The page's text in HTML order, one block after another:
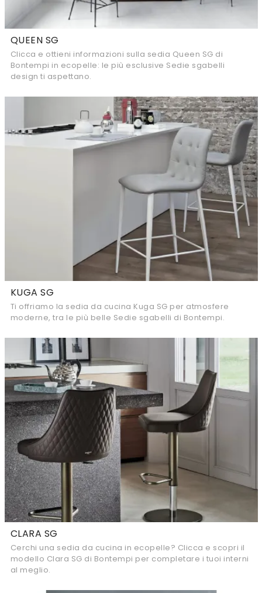
QUEEN SG
Clicca e ottieni informazioni sulla sedia Queen SG di
Bontempi in ecopelle: le più esclusive Sedie sgabelli
design ti aspettano.
KUGA SG
Ti offriamo la sedia da cucina Kuga SG per atmosfere
moderne, tra le più belle Sedie sgabelli di Bontempi.
CLARA SG
Cerchi una sedia da cucina in ecopelle? Clicca e scopri il
modello Clara SG di Bontempi per completare i tuoi interni
al meglio.